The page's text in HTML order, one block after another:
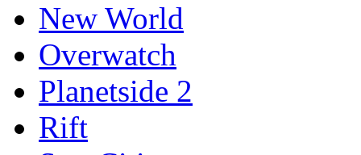
New World
Overwatch
Planetside 2
Rift